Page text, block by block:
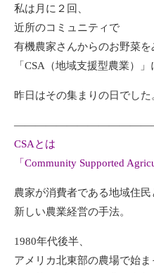
私は月に２回、
近所のコミュニティで
有機農家さんからのお野菜
「CSA（地域支援型農業）」
昨日はその集まりの日でした
CSAとは
「Community Supported
農家が消費者である地域住民
新しい農業経営の手法。
1980年代後半、
アメリカ北東部の農場で始ま